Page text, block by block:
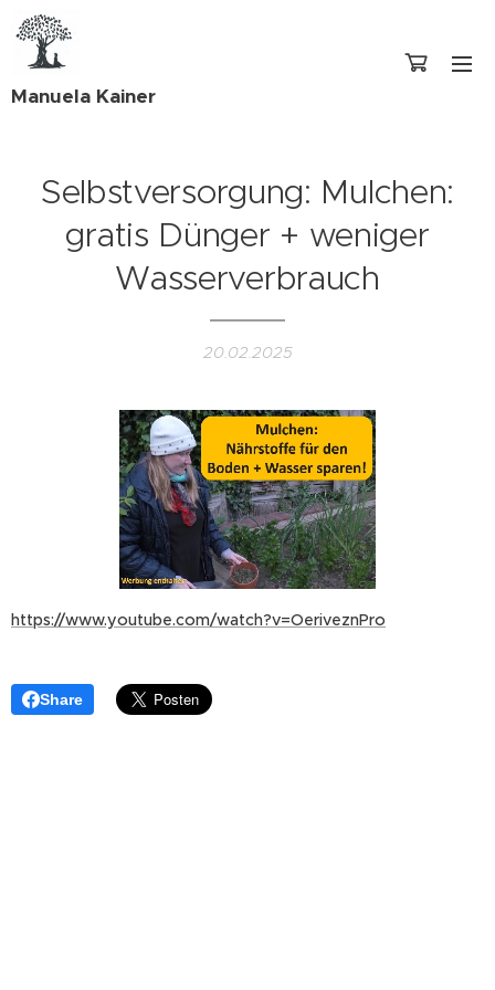
Manuela Kainer
Selbstversorgung: Mulchen:
gratis Dünger + weniger
Wasserverbrauch
20.02.2025
https://www.youtube.com/watch?v=OeriveznPro
Share